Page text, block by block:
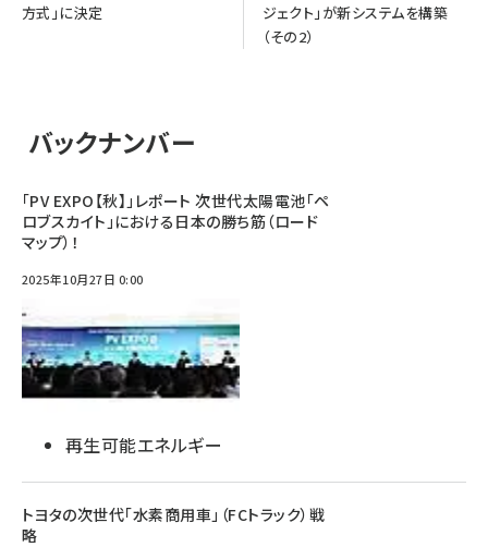
方式」に決定
ジェクト」が新システムを構築
（その2）
バックナンバー
「PV EXPO【秋】」レポート 次世代太陽電池「ペ
ロブスカイト」における日本の勝ち筋（ロード
マップ）！
2025年10月27日 0:00
再生可能エネルギー
トヨタの次世代「水素商用車」（FCトラック）戦
略